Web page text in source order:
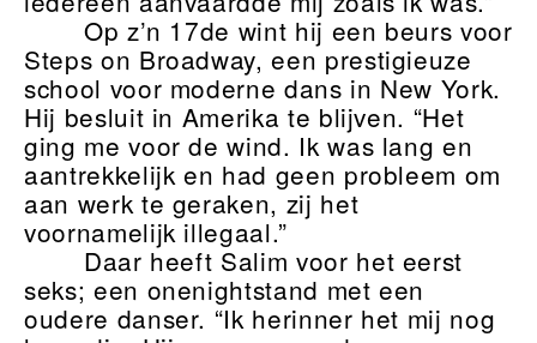
Op z’n 17de wint hij een beurs voor
Steps on Broadway, een prestigieuze
school voor moderne dans in New York.
Hij besluit in Amerika te blijven. “Het
ging me voor de wind. Ik was lang en
aantrekkelijk en had geen probleem om
aan werk te geraken, zij het
voornamelijk illegaal.”
Daar heeft Salim voor het eerst
seks; een onenightstand met een
oudere danser. “Ik herinner het mij nog